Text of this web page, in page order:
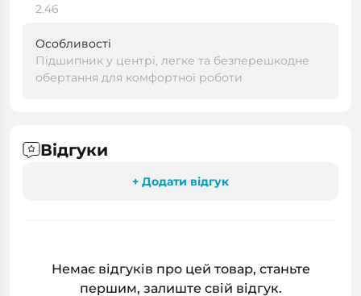
2.46
Особливості
Підшипник у центрі, легке та безперешкодне
обертання для комфортної роботи
Відгуки
+ Додати відгук
Немає відгуків про цей товар, станьте
першим, залиште свій відгук.